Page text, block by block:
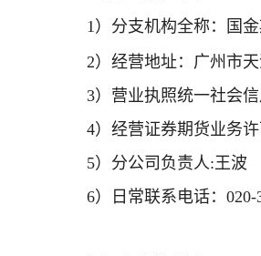
1） 分支机构全称 ：国
2）经营地址：广州市
3）营业执照统一社会信
4）经营证券期货业务许
5）分公司负责人:王波
6）日常联系电话：020-